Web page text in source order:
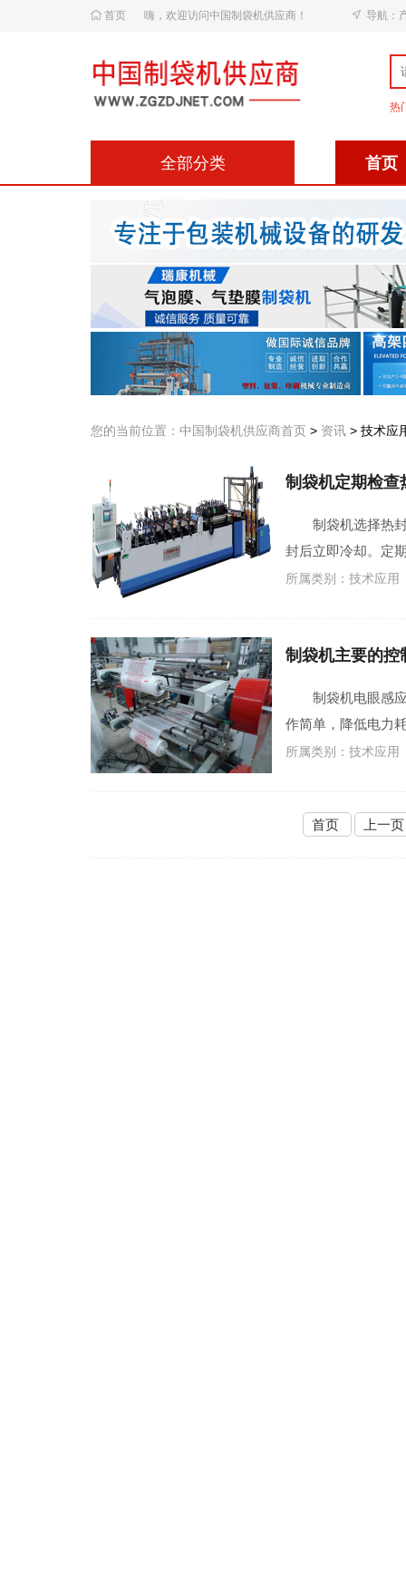
首页 嗨，欢迎访问中国制袋机供应商！ 导航：
热
全部分类 首页
您的当前位置： 中国制袋机供应商首页 > 资讯 > 技术应
制袋机定期检查
制袋机选择热封
封后立即冷却。定
所属类别：技术应用
制袋机主要的控
制袋机电眼感应
作简单，降低电力
所属类别：技术应用
首页 上一页